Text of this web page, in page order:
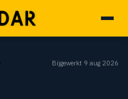
Bijgewerkt 9 aug 2026